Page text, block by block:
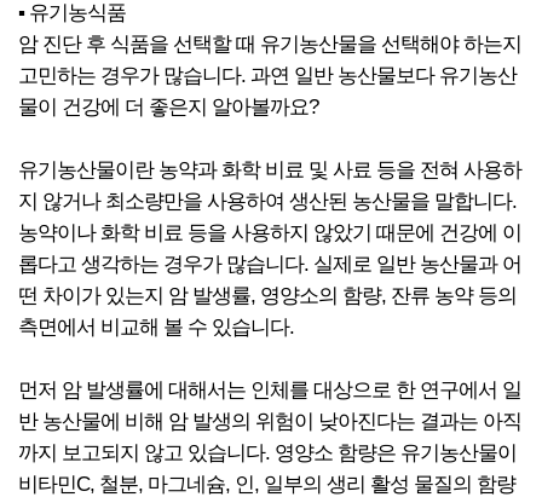
▪ 유기농식품
암 진단 후 식품을 선택할 때 유기농산물을 선택해야 하는지
고민하는 경우가 많습니다. 과연 일반 농산물보다 유기농산
물이 건강에 더 좋은지 알아볼까요?
유기농산물이란 농약과 화학 비료 및 사료 등을 전혀 사용하
지 않거나 최소량만을 사용하여 생산된 농산물을 말합니다.
농약이나 화학 비료 등을 사용하지 않았기 때문에 건강에 이
롭다고 생각하는 경우가 많습니다. 실제로 일반 농산물과 어
떤 차이가 있는지 암 발생률, 영양소의 함량, 잔류 농약 등의
측면에서 비교해 볼 수 있습니다.
먼저 암 발생률에 대해서는 인체를 대상으로 한 연구에서 일
반 농산물에 비해 암 발생의 위험이 낮아진다는 결과는 아직
까지 보고되지 않고 있습니다. 영양소 함량은 유기농산물이
비타민C, 철분, 마그네슘, 인, 일부의 생리 활성 물질의 함량